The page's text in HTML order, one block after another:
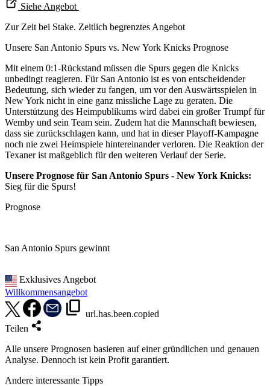
Siehe Angebot
Zur Zeit bei Stake. Zeitlich begrenztes Angebot
Unsere San Antonio Spurs vs. New York Knicks Prognose
Mit einem 0:1-Rückstand müssen die Spurs gegen die Knicks
unbedingt reagieren. Für San Antonio ist es von entscheidender
Bedeutung, sich wieder zu fangen, um vor den Auswärtsspielen in
New York nicht in eine ganz missliche Lage zu geraten. Die
Unterstützung des Heimpublikums wird dabei ein großer Trumpf für
Wemby und sein Team sein. Zudem hat die Mannschaft bewiesen,
dass sie zurückschlagen kann, und hat in dieser Playoff-Kampagne
noch nie zwei Heimspiele hintereinander verloren. Die Reaktion der
Texaner ist maßgeblich für den weiteren Verlauf der Serie.
Unsere Prognose für San Antonio Spurs - New York Knicks:
Sieg für die Spurs!
Prognose
San Antonio Spurs gewinnt
Exklusives Angebot
Willkommensangebot
url.has.been.copied
Teilen
Alle unsere Prognosen basieren auf einer gründlichen und genauen
Analyse. Dennoch ist kein Profit garantiert.
Andere interessante Tipps